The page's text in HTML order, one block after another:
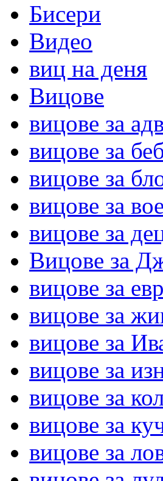
Бисери
Видео
виц на деня
Вицове
вицове за
вицове за
вицове за
вицове за
вицове за
Вицове за
вицове за
вицове за
вицове за
вицове за
вицове за
вицове за
вицове за